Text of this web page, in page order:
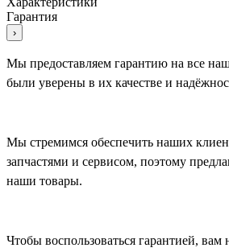
Гарантия
›
Мы предоставляем гарантию на все
были уверены в их качестве и
Мы стремимся обеспечить наших
запчастями и сервисом, поэтому
наши товары.
Чтобы воспользоваться гарантией, вам